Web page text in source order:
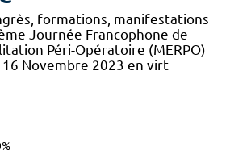
formations, manifestations
Journée Francophone de
Péri-Opératoire (MERPO)
Novembre 2023 en virt